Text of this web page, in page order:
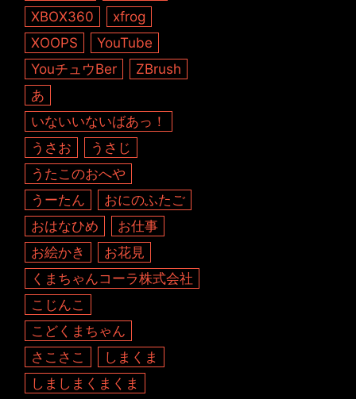
XBOX360
xfrog
XOOPS
YouTube
YouチュウBer
ZBrush
あ
いないいないばあっ！
うさお
うさじ
うたこのおへや
うーたん
おにのふたご
おはなひめ
お仕事
お絵かき
お花見
くまちゃんコーラ株式会社
こじんこ
こどくまちゃん
さこさこ
しまくま
しましまくまくま